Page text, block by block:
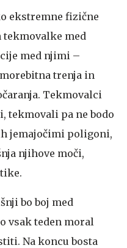
ekstremne fizične
med
med njimi –
trenja in
Tekmovalci
tekmovali pa ne bodo
jemajočimi poligoni,
njihove moči,
bo boj med
vsak teden moral
Na koncu bosta